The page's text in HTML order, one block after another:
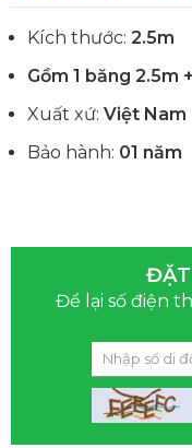
Kích thước: 2.5m
Gồm 1 băng 2.5m
Xuất xứ: Việt Nam
Bảo hành: 01 năm
ĐẶT
Để lại số điện